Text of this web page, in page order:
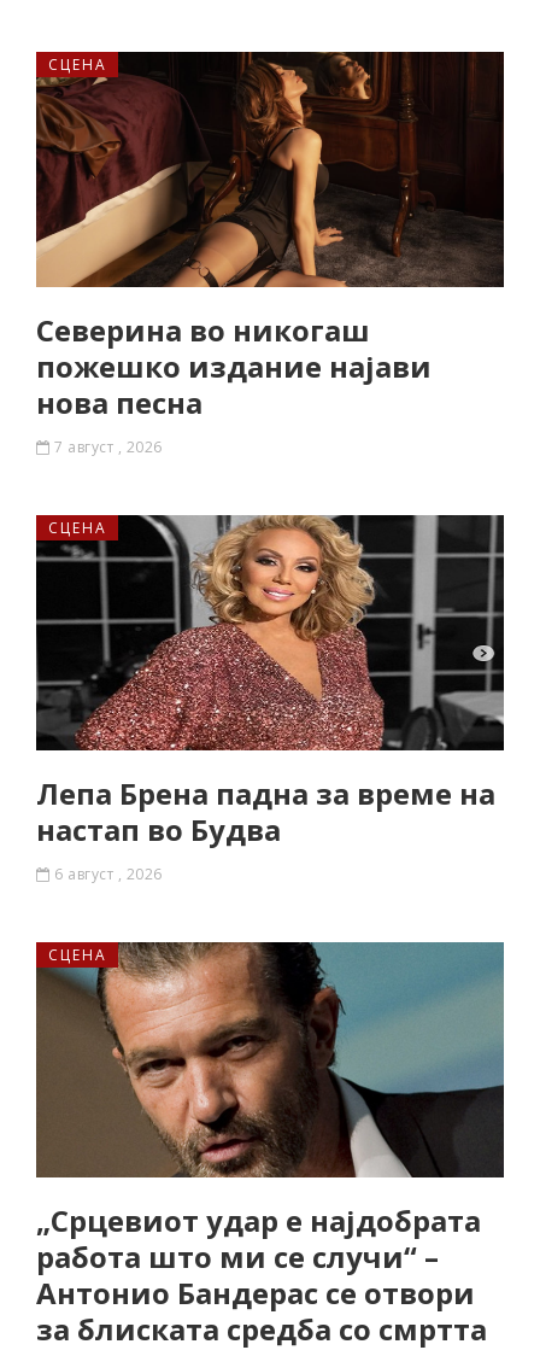
СЦЕНА
Северина во никогаш
пожешко издание најави
нова песна
7 август , 2026
СЦЕНА
Лепа Брена падна за време на
настап во Будва
6 август , 2026
СЦЕНА
„Срцевиот удар е најдобрата
работа што ми се случи“ –
Антонио Бандерас се отвори
за блиската средба со смртта